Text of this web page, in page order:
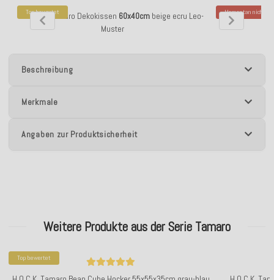
Top bewertet
H.O.C.K. Tamaro Dekokissen 60x40cm beige ecru Leo-
Muster
Momentan nicht
H.O.C.K.
Beschreibung
Merkmale
Angaben zur Produktsicherheit
Weitere Produkte aus der Serie Tamaro
Top bewertet